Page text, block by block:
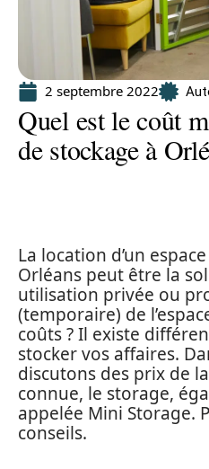
2 septembre 2022
Quel est le coût
de stockage à
La location d’un
Orléans peut être la
utilisation privée ou
(temporaire) de
coûts ? Il existe
stocker vos affaires.
discutons des prix de
connue, le storage,
appelée Mini Storage.
conseils.